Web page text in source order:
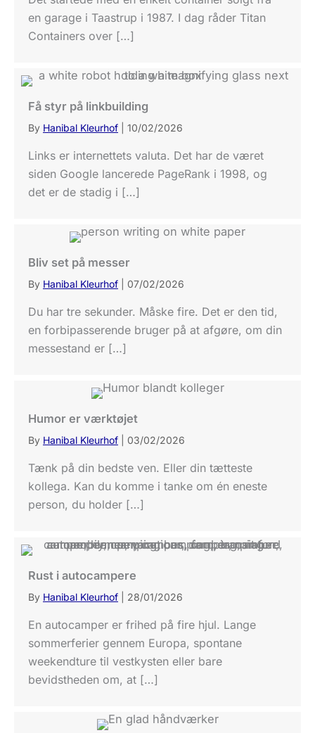
en garage i Taastrup i 1987. I dag råder Titan
Containers over […]
Få styr på linkbuilding
By Hanibal Kleurhof 10/02/2026
Links er internettets valuta. Det har de været
siden Google lancerede PageRank i 1998, og
det er de stadig i […]
Bliv set på messer
By Hanibal Kleurhof 07/02/2026
Du har tre sekunder. Måske fire. Det er den tid,
en forbipasserende bruger på at afgøre, om din
messestand er […]
Humor er værktøjet
By Hanibal Kleurhof 03/02/2026
Tænk på din bedste ven. Eller din tætteste
kollega. Kan du komme i tanke om én eneste
person, du holder […]
Rust i autocampere
By Hanibal Kleurhof 28/01/2026
En autocamper er frihed på fire hjul. Lange
sommerferier gennem Europa, spontane
weekendture til vestkysten eller bare
bevidstheden om, at […]